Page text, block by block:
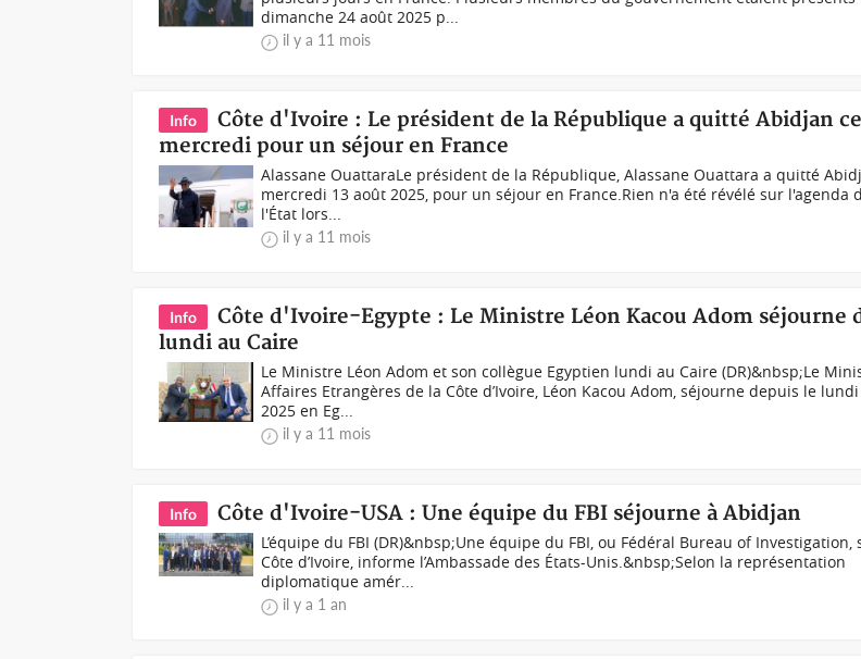
dimanche 24 août 2025 p...
il y a 11 mois
Info
Côte d'Ivoire : Le président de la République a quitté Abidjan ce
mercredi pour un séjour en France
Alassane OuattaraLe président de la République, Alassane Ouattara a quitté
mercredi 13 août 2025, pour un séjour en France.Rien n'a été révélé sur l'agenda
l'État lors...
il y a 11 mois
Info
Côte d'Ivoire-Egypte : Le Ministre Léon Kacou Adom séjourne
lundi au Caire
Le Ministre Léon Adom et son collègue Egyptien lundi au Caire (DR)&nbsp;Le
Affaires Etrangères de la Côte d’Ivoire, Léon Kacou Adom, séjourne depuis le
2025 en Eg...
il y a 11 mois
Info Côte d'Ivoire-USA : Une équipe du FBI séjourne à Abidjan
L’équipe du FBI (DR)&nbsp;Une équipe du FBI, ou Fédéral Bureau of Investigation,
Côte d’Ivoire, informe l’Ambassade des États-Unis.&nbsp;Selon la représentation
diplomatique amér...
il y a 1 an